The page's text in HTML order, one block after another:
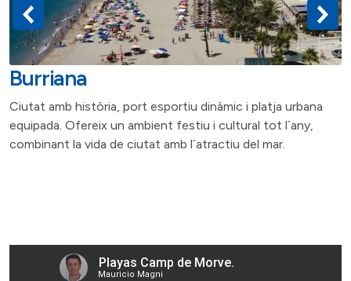
Burriana
Ciutat amb història, port esportiu dinàmic i platja urbana
equipada. Ofereix un ambient festiu i cultural tot l´any,
combinant la vida de ciutat amb l´atractiu del mar.